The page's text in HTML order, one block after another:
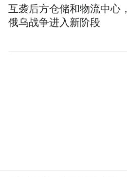
互袭后方仓储和物流中心，
俄乌战争进入新阶段